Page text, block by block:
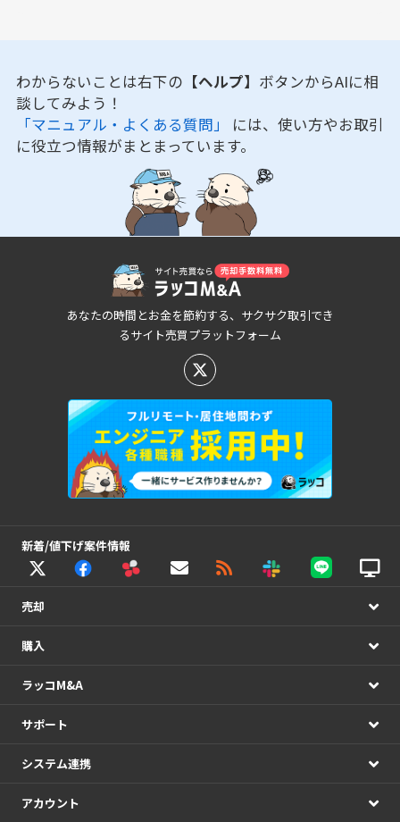
わからないことは右下の 【ヘルプ】 ボタンからAIに相
談してみよう！
「マニュアル・よくある質問」 には、使い方やお取引
に役立つ情報がまとまっています。
あなたの時間とお金を節約する、サクサク取引でき
るサイト売買プラットフォーム
新着/値下げ案件情報
売却
購入
ラッコM&A
サポート
システム連携
アカウント